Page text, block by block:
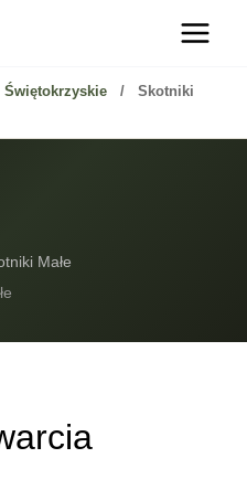
Świętokrzyskie /
Skotniki
Małe